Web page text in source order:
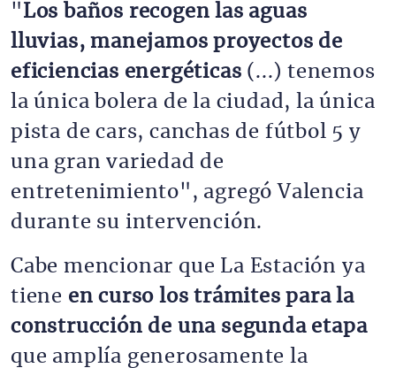
"Los baños recogen las aguas
lluvias, manejamos proyectos de
eficiencias energéticas (...) tenemos
la única bolera de la ciudad, la única
pista de cars, canchas de fútbol 5 y
una gran variedad de
entretenimiento", agregó Valencia
durante su intervención.
Cabe mencionar que La Estación ya
tiene en curso los trámites para la
construcción de una segunda etapa
que amplía generosamente la